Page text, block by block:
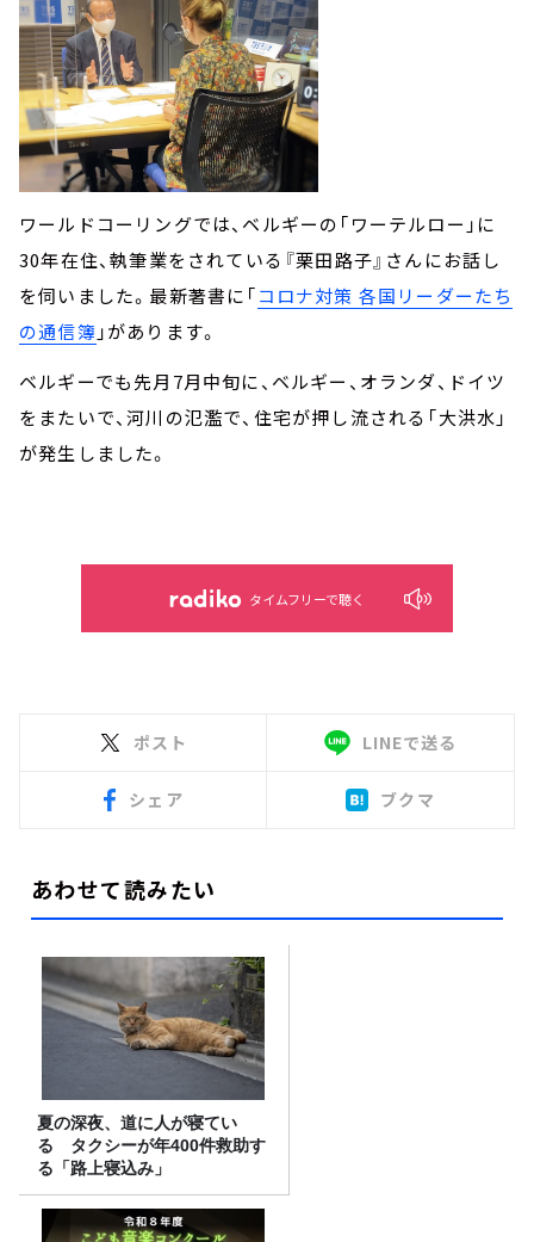
ワールドコーリングでは、ベルギーの「ワーテルロー」に
30年在住、執筆業をされている『栗田路子』さんにお話し
を伺いました。最新著書に「コロナ対策 各国リーダーたち
の通信簿 」があります。
ベルギーでも先月7月中旬に、ベルギー、オランダ、ドイツ
をまたいで、河川の氾濫で、住宅が押し流される「大洪水」
が発生しました。
タイムフリーで聴く
ポスト LINEで送る
シェア ブクマ
あわせて読みたい
夏の深夜、道に人が寝てい
る タクシーが年400件救助す
る「路上寝込み」